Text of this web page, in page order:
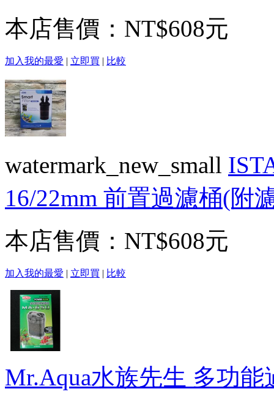
本店售價： NT$608元
加入我的最愛 | 立即買 | 比較
watermark_new_small
16/22mm 前置過濾桶(附
本店售價： NT$608元
加入我的最愛 | 立即買 | 比較
Mr.Aqua水族先生 多功